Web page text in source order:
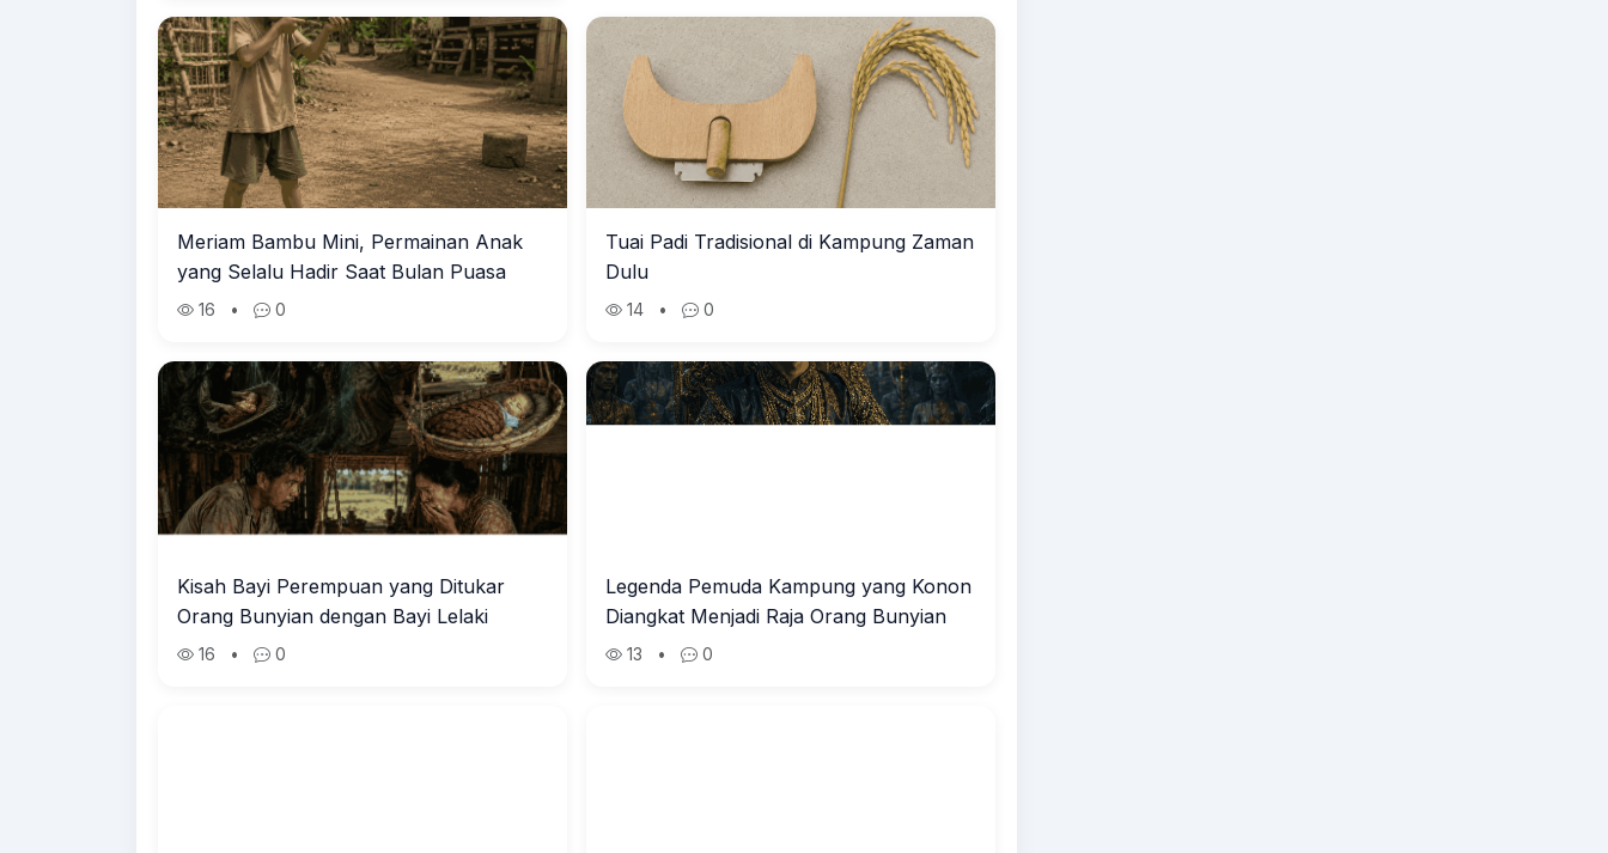
Meriam Bambu Mini, Permainan Anak
yang Selalu Hadir Saat Bulan Puasa
16 • 0
Tuai Padi Tradisional di Kampung Zaman
Dulu
14 • 0
Kisah Bayi Perempuan yang Ditukar
Orang Bunyian dengan Bayi Lelaki
16 • 0
Legenda Pemuda Kampung yang Konon
Diangkat Menjadi Raja Orang Bunyian
13 • 0